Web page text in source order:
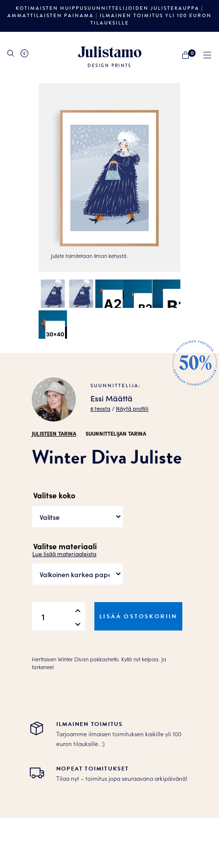
KOTIMAISTEN HUIPPUSUUNNITTELIJOIDEN JULISTEKAUPPA |
AMMATTILAISTEN PAINAMA | ILMAINEN TOIMITUS YLI 100 EURON
TILAUKSILLE
Julistamo
DESIGN PRINTS
0
SUUNNITTELIJA:
Essi Määttä
6 teosta / Näytä profiili
JULISTEEN TARINA SUUNNITTELIJAN TARINA
Winter Diva Juliste
Valitse koko
Valitse materiaali
Lue lisää materiaaleista
Diva
LISÄÄ OSTOSKORIIN
Herttaisen Winter Divan pakkashetki. Kyllä nyt kelpaa. Ja
tarkenee!
ILMAINEN TOIMITUS
Tarjoamme ilmaisen toimituksen kaikille yli 100
euron tilauksille. :­­)
NOPEAT TOIMITUKSET
Tilaa nyt – toimitus jopa seuraavana arkipäivänä!